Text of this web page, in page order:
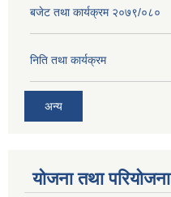
बजेट तथा कार्यक्रम २०७९/०८०
निति तथा कार्यक्रम
अन्य
योजना तथा परियोजना